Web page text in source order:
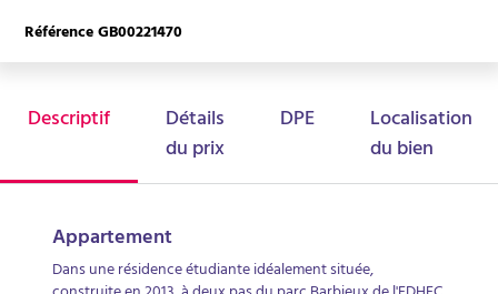
Référence GB00221470
Descriptif Détails
du prix
DPE Localisation
du bien
Appartement
Dans une résidence étudiante idéalement située,